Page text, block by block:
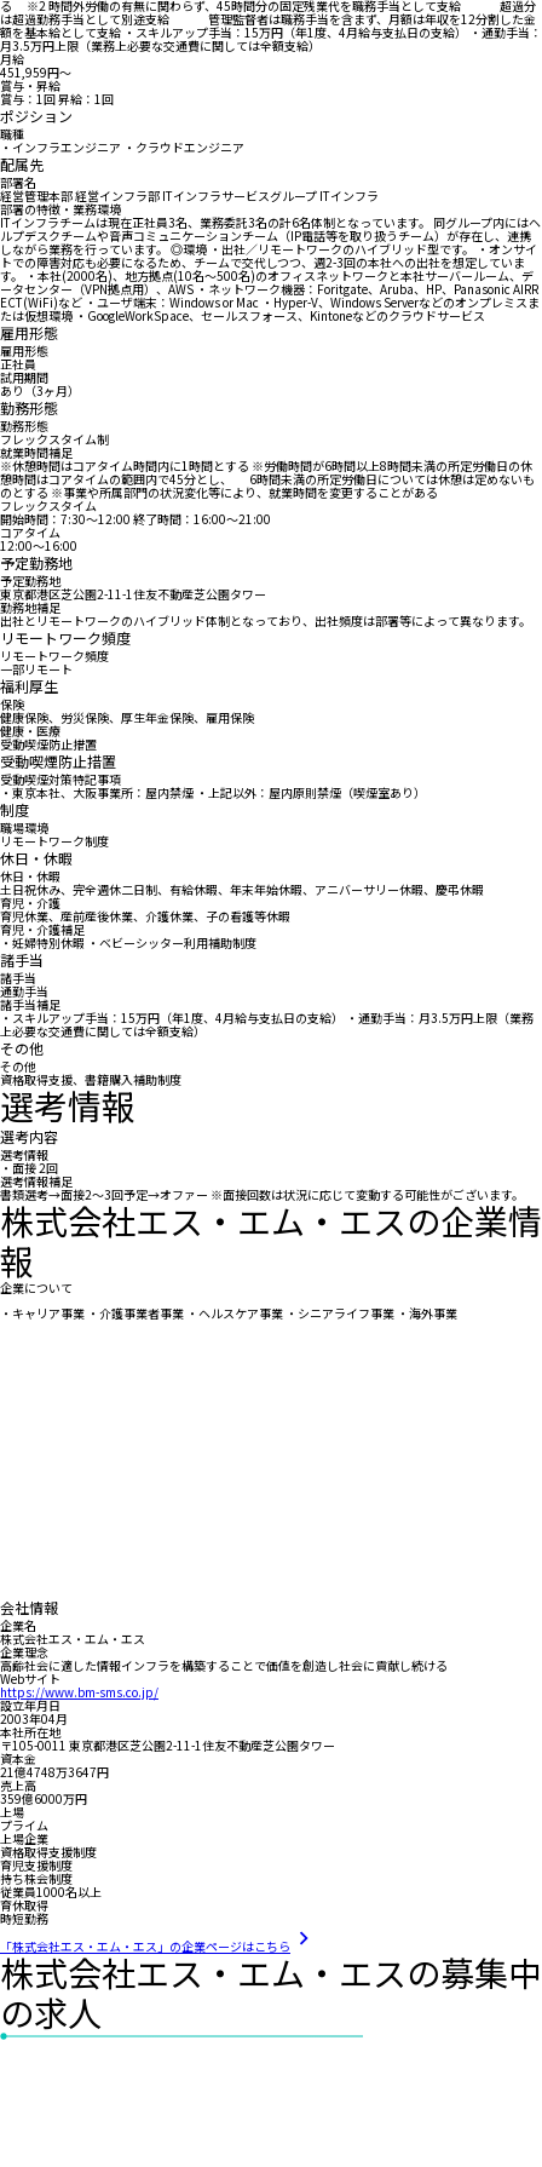
る ※2 時間外労働の有無に関わらず、45時間分の固定残業代を職務手当として支給 超過分
は超過勤務手当として別途支給 管理監督者は職務手当を含まず、月額は年収を12分割した金
額を基本給として支給 ・スキルアップ手当：15万円（年1度、4月給与支払日の支給） ・通勤手当：
月3.5万円上限（業務上必要な交通費に関しては全額支給）
月給
451,959円〜
賞与・昇給
賞与：1回 昇給：1回
ポジション
職種
・インフラエンジニア ・クラウドエンジニア
配属先
部署名
経営管理本部 経営インフラ部 ITインフラサービスグループ ITインフラ
部署の特徴・業務環境
ITインフラチームは現在正社員3名、業務委託3名の計6名体制となっています。 同グループ内にはヘ
ルプデスクチームや音声コミュニケーションチーム（IP電話等を取り扱うチーム）が存在し、連携
しながら業務を行っています。 ◎環境 ・出社／リモートワークのハイブリッド型です。 ・オンサイ
トでの障害対応も必要になるため、チームで交代しつつ、週2-3回の本社への出社を想定していま
す。 ・本社(2000名)、地方拠点(10名〜500名)のオフィスネットワークと本社サーバールーム、デ
ータセンター（VPN拠点用）、AWS ・ネットワーク機器：Foritgate、Aruba、HP、Panasonic AIRR
ECT(WiFi)など ・ユーザ端末：Windows or Mac ・Hyper-V、Windows Serverなどのオンプレミスま
たは仮想環境 ・GoogleWorkSpace、セールスフォース、Kintoneなどのクラウドサービス
雇用形態
雇用形態
正社員
試用期間
あり（3ヶ月）
勤務形態
勤務形態
フレックスタイム制
就業時間補足
※休憩時間はコアタイム時間内に1時間とする ※労働時間が6時間以上8時間未満の所定労働日の休
憩時間はコアタイムの範囲内で45分とし、 6時間未満の所定労働日については休憩は定めないも
のとする ※事業や所属部門の状況変化等により、就業時間を変更することがある
フレックスタイム
開始時間：7:30〜12:00 終了時間：16:00〜21:00
コアタイム
12:00〜16:00
予定勤務地
予定勤務地
東京都港区芝公園2-11-1住友不動産芝公園タワー
勤務地補足
出社とリモートワークのハイブリッド体制となっており、出社頻度は部署等によって異なります。
リモートワーク頻度
リモートワーク頻度
一部リモート
福利厚生
保険
健康保険、労災保険、厚生年金保険、雇用保険
健康・医療
受動喫煙防止措置
受動喫煙防止措置
受動喫煙対策特記事項
・東京本社、大阪事業所：屋内禁煙 ・上記以外：屋内原則禁煙（喫煙室あり）
制度
職場環境
リモートワーク制度
休日・休暇
休日・休暇
土日祝休み、完全週休二日制、有給休暇、年末年始休暇、アニバーサリー休暇、慶弔休暇
育児・介護
育児休業、産前産後休業、介護休業、子の看護等休暇
育児・介護補足
・妊婦特別休暇 ・ベビーシッター利用補助制度
諸手当
諸手当
通勤手当
諸手当補足
・スキルアップ手当：15万円（年1度、4月給与支払日の支給） ・通勤手当：月3.5万円上限（業務
上必要な交通費に関しては全額支給）
その他
その他
資格取得支援、書籍購入補助制度
選考情報
選考内容
選考情報
・面接 2回
選考情報補足
書類選考→面接2～3回予定→オファー ※面接回数は状況に応じて変動する可能性がございます。
株式会社エス・エム・エスの企業情
報
企業について
・キャリア事業 ・介護事業者事業 ・ヘルスケア事業 ・シニアライフ事業 ・海外事業
会社情報
企業名
株式会社エス・エム・エス
企業理念
高齢社会に適した情報インフラを構築することで価値を創造し社会に貢献し続ける
Webサイト
https://www.bm-sms.co.jp/
設立年月日
2003年04月
本社所在地
〒105-0011 東京都港区芝公園2-11-1住友不動産芝公園タワー
資本金
21億4748万3647円
売上高
359億6000万円
上場
プライム
上場企業
資格取得支援制度
育児支援制度
持ち株会制度
従業員1000名以上
育休取得
時短勤務
「株式会社エス・エム・エス」の企業ページはこちら
株式会社エス・エム・エスの募集中
の求人